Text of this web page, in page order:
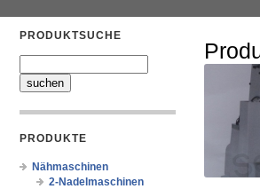
PRODUKTSUCHE
PRODUKTE
Nähmaschinen
2-Nadelmaschinen